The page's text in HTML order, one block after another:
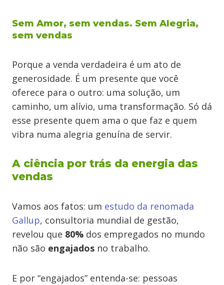
Sem Amor, sem vendas. Sem Alegria,
sem vendas
Porque a venda verdadeira é um ato de
generosidade. É um presente que você
oferece para o outro: uma solução, um
caminho, um alívio, uma transformação. Só dá
esse presente quem ama o que faz e quem
vibra numa alegria genuína de servir.
A ciência por trás da energia das
vendas
Vamos aos fatos: um estudo da renomada
Gallup, consultoria mundial de gestão,
revelou que 80% dos empregados no mundo
não são engajados no trabalho.
E por “engajados” entenda-se: pessoas